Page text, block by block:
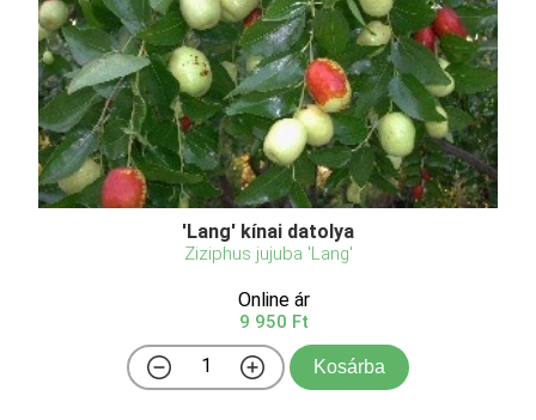
'Lang' kínai datolya
Ziziphus jujuba 'Lang'
Online ár
9 950 Ft
Kosárba